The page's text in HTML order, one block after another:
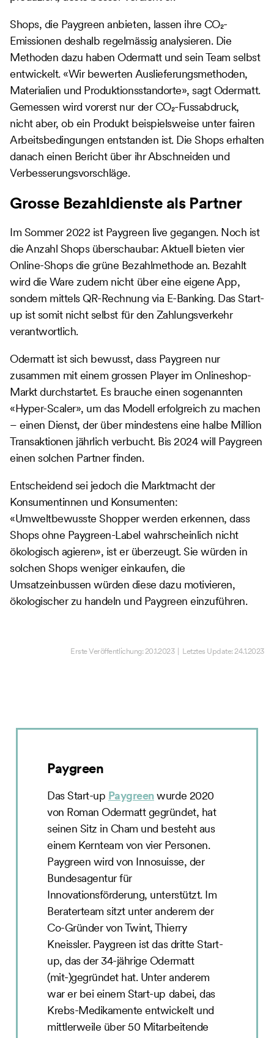
Shops, die Paygreen anbieten, lassen ihre CO₂-
Emissionen deshalb regelmässig analysieren. Die
Methoden dazu haben Odermatt und sein Team selbst
entwickelt. «Wir bewerten Auslieferungsmethoden,
Materialien und Produktionsstandorte», sagt Odermatt.
Gemessen wird vorerst nur der CO₂-Fussabdruck,
nicht aber, ob ein Produkt beispielsweise unter fairen
Arbeitsbedingungen entstanden ist. Die Shops erhalten
danach einen Bericht über ihr Abschneiden und
Verbesserungsvorschläge.
Grosse Bezahldienste als Partner
Im Sommer 2022 ist Paygreen live gegangen. Noch ist
die Anzahl Shops überschaubar: Aktuell bieten vier
Online-Shops die grüne Bezahlmethode an. Bezahlt
wird die Ware zudem nicht über eine eigene App,
sondern mittels QR-Rechnung via E-Banking. Das Start-
up ist somit nicht selbst für den Zahlungsverkehr
verantwortlich.
Odermatt ist sich bewusst, dass Paygreen nur
zusammen mit einem grossen Player im Onlineshop-
Markt durchstartet. Es brauche einen sogenannten
«Hyper-Scaler», um das Modell erfolgreich zu machen
– einen Dienst, der über mindestens eine halbe Million
Transaktionen jährlich verbucht. Bis 2024 will Paygreen
einen solchen Partner finden.
Entscheidend sei jedoch die Marktmacht der
Konsumentinnen und Konsumenten:
«Umweltbewusste Shopper werden erkennen, dass
Shops ohne Paygreen-Label wahrscheinlich nicht
ökologisch agieren», ist er überzeugt. Sie würden in
solchen Shops weniger einkaufen, die
Umsatzeinbussen würden diese dazu motivieren,
ökologischer zu handeln und Paygreen einzuführen.
Erste Veröffentlichung:20.1.2023| Letztes Update:24.1.2023
Paygreen
Das Start-up Paygreenwurde 2020
von Roman Odermatt gegründet, hat
seinen Sitz in Cham und besteht aus
einem Kernteam von vier Personen.
Paygreen wird von Innosuisse, der
Bundesagentur für
Innovationsförderung, unterstützt. Im
Beraterteam sitzt unter anderem der
Co-Gründer von Twint, Thierry
Kneissler. Paygreen ist das dritte Start-
up, das der 34-jährige Odermatt
(mit-)gegründet hat. Unter anderem
war er bei einem Start-up dabei, das
Krebs-Medikamente entwickelt und
mittlerweile über 50 Mitarbeitende